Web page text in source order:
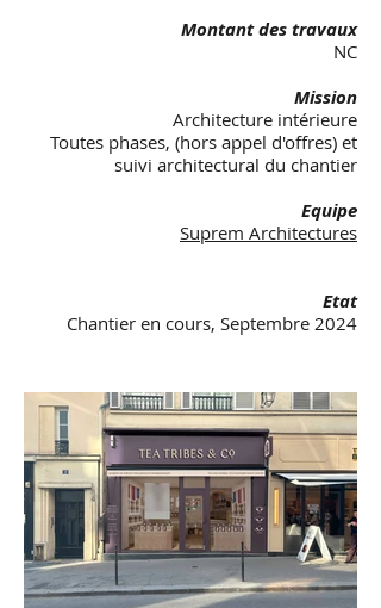
Montant des travaux
NC
Mission
Architecture intérieure
Toutes phases, (hors appel d'offres) et
suivi architectural du chantier
Equipe
Suprem Architectures
Etat
Chantier en cours, Septembre 2024